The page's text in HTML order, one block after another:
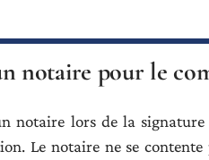
notaire pour le
notaire lors de la
Le notaire ne se